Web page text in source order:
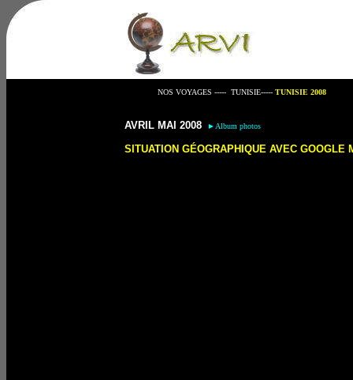
NOS VOYAGES ----- TUNISIE----- TUNISIE 2008
AVRIL MAI 2008 ► Album photos
SITUATION GÉOGRAPHIQUE AVEC GOOGLE